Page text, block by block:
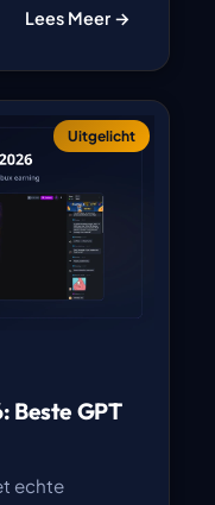
Lees Meer →
Uitgelicht
Beste GPT
echte